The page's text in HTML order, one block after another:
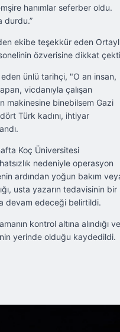
hanımlar seferber oldu.
durdu.”
ekibe teşekkür eden
özverisine dikkat
eden ünlü tarihçi, "O an insan,
vicdanıyla çalışan
makinesine binebilsem Gazi
Türk kadını, ihtiyar
Koç Üniversitesi
nedeniyle operasyon
ardından yoğun bakım
usta yazarın tedavisinin bir
devam edeceği belirtildi.
kontrol altına alındığı ve
yerinde olduğu kaydedildi.